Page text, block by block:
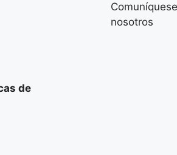
nosotros
de